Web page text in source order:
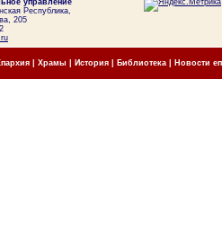
управление
Республика,
205
| Храмы История| Библиотека Новости